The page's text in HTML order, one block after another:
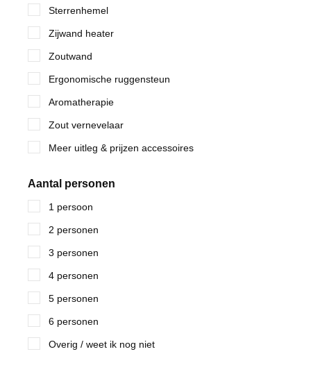
Sterrenhemel
Zijwand heater
Zoutwand
Ergonomische ruggensteun
Aromatherapie
Zout vernevelaar
Meer uitleg & prijzen accessoires
Aantal personen
1 persoon
2 personen
3 personen
4 personen
5 personen
6 personen
Overig / weet ik nog niet